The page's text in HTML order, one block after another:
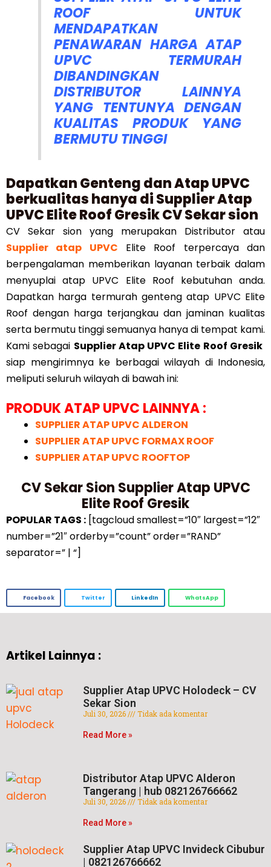
ROOF UNTUK
MENDAPATKAN
PENAWARAN HARGA ATAP
UPVC TERMURAH
DIBANDINGKAN
DISTRIBUTOR LAINNYA
YANG TENTUNYA DENGAN
KUALITAS PRODUK YANG
BERMUTU TINGGI
Dapatkan Genteng dan Atap UPVC
berkualitas hanya di Supplier Atap
UPVC Elite Roof Gresik CV Sekar sion
CV Sekar sion yang merupakan Distributor atau
Supplier atap UPVC Elite Roof terpercaya dan
berpengalaman memberikan layanan terbaik dalam
menyuplai atap UPVC Elite Roof kebutuhan anda.
Dapatkan harga termurah genteng atap UPVC Elite
Roof dengan harga terjangkau dan jaminan kualitas
serta bermutu tinggi semuanya hanya di tempat kami.
Kami sebagai Supplier Atap UPVC Elite Roof Gresik
siap mengirimnya ke berbagai wilayah di Indonesia,
meliputi seluruh wilayah di bawah ini:
PRODUK ATAP UPVC LAINNYA :
SUPPLIER ATAP UPVC ALDERON
SUPPLIER ATAP UPVC FORMAX ROOF
SUPPLIER ATAP UPVC ROOFTOP
CV Sekar Sion Supplier Atap UPVC
Elite Roof Gresik
POPULAR TAGS : [tagcloud smallest=”10″ largest=”12″
number=”21″ orderby=”count” order=”RAND”
separator=” | “]
Facebook Twitter LinkedIn WhatsApp
Artikel Lainnya :
Supplier Atap UPVC Holodeck – CV
Sekar Sion
Juli 30, 2026 Tidak ada komentar
Read More »
Distributor Atap UPVC Alderon
Tangerang | hub 082126766662
Juli 30, 2026 Tidak ada komentar
Read More »
Supplier Atap UPVC Invideck Cibubur
| 082126766662